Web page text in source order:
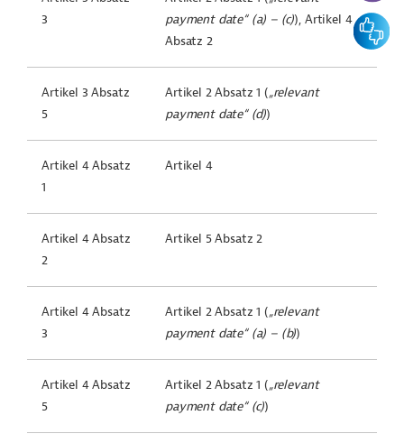
3
payment date“ (a) – (c)), Artikel 4
Absatz 2
Artikel 3 Absatz
5
Artikel 2 Absatz 1 („relevant
payment date“ (d))
Artikel 4 Absatz
1
Artikel 4
Artikel 4 Absatz
2
Artikel 5 Absatz 2
Artikel 4 Absatz
3
Artikel 2 Absatz 1 („relevant
payment date“ (a) – (b))
Artikel 4 Absatz
5
Artikel 2 Absatz 1 („relevant
payment date“ (c))